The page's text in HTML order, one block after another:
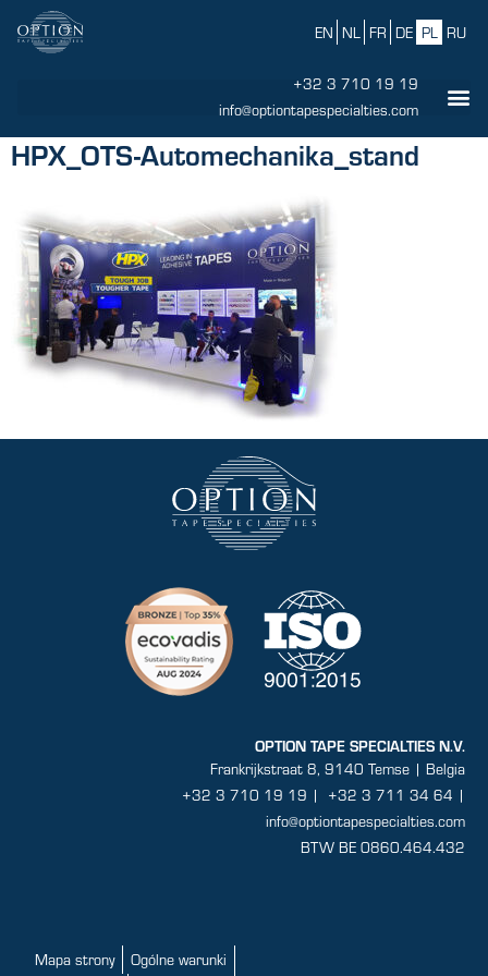
EN NL FR DE PL RU
+32 3 710 19 19
info@optiontapespecialties.com
HPX_OTS-Automechanika_stand
OPTION TAPE SPECIALTIES N.V.
Frankrijkstraat 8, 9140 Temse | Belgia
+32 3 710 19 19 |
+32 3 711 34 64 |
info@optiontapespecialties.com
BTW BE 0860.464.432
Mapa strony Ogólne warunki